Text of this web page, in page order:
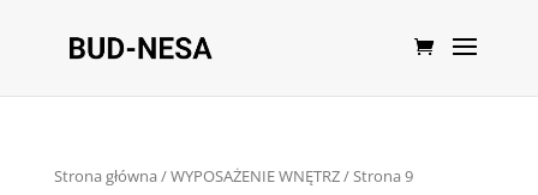
Strona główna /WYPOSAŻENIE WNĘTRZ/ Strona 9